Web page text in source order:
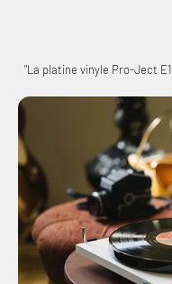
"La platine vinyle Pro-Ject